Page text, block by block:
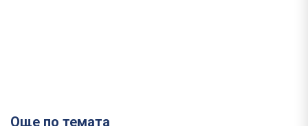
Още по темата